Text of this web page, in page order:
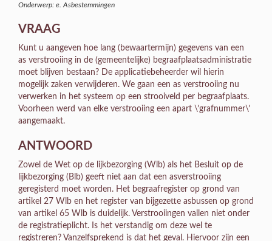
Onderwerp: e. Asbestemmingen
VRAAG
Kunt u aangeven hoe lang (bewaartermijn) gegevens van een
as verstrooiing in de (gemeentelijke) begraafplaatsadministratie
moet blijven bestaan? De applicatiebeheerder wil hierin
mogelijk zaken verwijderen. We gaan een as verstrooiing nu
verwerken in het systeem op een strooiveld per begraafplaats.
Voorheen werd van elke verstrooiing een apart \’grafnummer\’
aangemaakt.
ANTWOORD
Zowel de Wet op de lijkbezorging (Wlb) als het Besluit op de
lijkbezorging (Blb) geeft niet aan dat een asverstrooiing
geregisterd moet worden. Het begraafregister op grond van
artikel 27 Wlb en het register van bijgezette asbussen op grond
van artikel 65 Wlb is duidelijk. Verstrooiingen vallen niet onder
de registratieplicht. Is het verstandig om deze wel te
registreren? Vanzelfsprekend is dat het geval. Hiervoor zijn een